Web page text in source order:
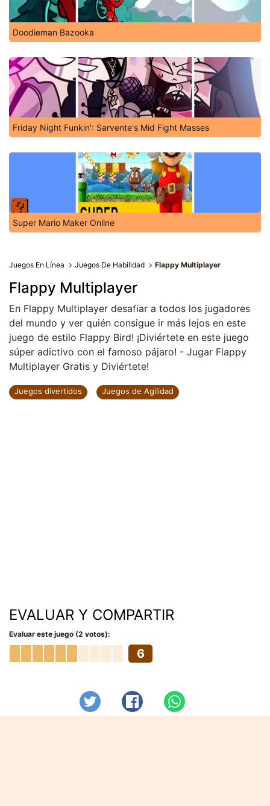
Doodieman Bazooka
Friday Night Funkin': Sarvente's Mid Fight Masses
Super Mario Maker Online
Juegos En Línea Juegos De Habilidad Flappy Multiplayer
Flappy Multiplayer
En Flappy Multiplayer desafiar a todos los jugadores
del mundo y ver quién consigue ir más lejos en este
juego de estilo Flappy Bird! ¡Diviértete en este juego
súper adictivo con el famoso pájaro! - Jugar Flappy
Multiplayer Gratis y Diviértete!
Juegos divertidos Juegos de Agilidad
EVALUAR Y COMPARTIR
Evaluar este juego (2 votos):
6